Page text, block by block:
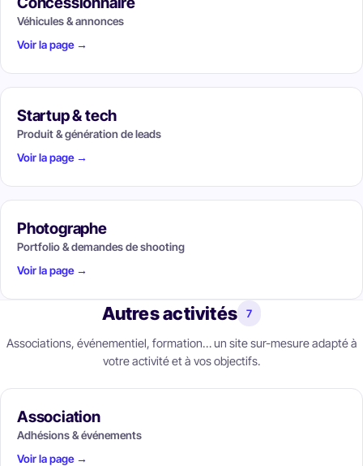
Véhicules & annonces
Voir la page →
Startup & tech
Produit & génération de leads
Voir la page →
Photographe
Portfolio & demandes de shooting
Voir la page →
Autres activités 7
Associations, événementiel, formation… un site sur-mesure adapté à
votre activité et à vos objectifs.
Association
Adhésions & événements
Voir la page →